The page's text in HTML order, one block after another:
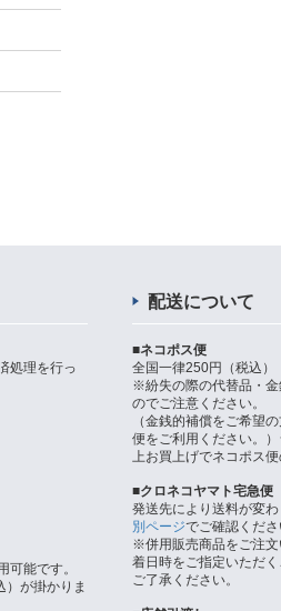
処理を行っ
可能です。
）が掛かりま
配送について
■ネコポス便
全国一律250円（税込）
※紛失の際の代替品・
のでご注意ください。
（金銭的補償をご希望
便をご利用ください。
上お買上げでネコポス
■クロネコヤマト宅急便
発送先により送料が変
別ページでご確認くだ
※併用販売商品をご注
着日時をご指定いただ
ご了承ください。